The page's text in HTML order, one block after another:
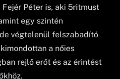
Péter is, aki 5ritmust
egy szintén
végtelenül felszabadító
a nőies
rejlő erőt és az érintést